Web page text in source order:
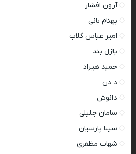
آرون افشار
بهنام بانی
امیر عباس گلاب
پازل بند
حمید هیراد
د دن
دانوش
سامان جلیلی
سینا پارسیان
شهاب مظفری